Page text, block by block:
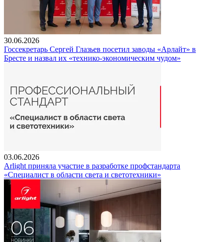
30.06.2026
Госсекретарь Сергей Глазьев посетил заводы «Арлайт» в
Бресте и назвал их «технико-экономическим чудом»
03.06.2026
Arlight приняла участие в разработке профстандарта
«Специалист в области света и светотехники»